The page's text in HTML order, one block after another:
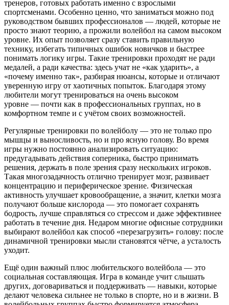
тренеров, готовых работать именно с взрослыми
спортсменами. Особенно ценно, что заниматься можно под
руководством бывших профессионалов — людей, которые не
просто знают теорию, а прожили волейбол на самом высоком
уровне. Их опыт позволяет сразу ставить правильную
технику, избегать типичных ошибок новичков и быстрее
понимать логику игры. Такие тренировки проходят не ради
медалей, а ради качества: здесь учат не «как ударить», а
«почему именно так», разбирая нюансы, которые и отличают
уверенную игру от хаотичных попыток. Благодаря этому
любители могут тренироваться на очень высоком
уровне — почти как в профессиональных группах, но в
комфортном темпе и с учётом своих возможностей.
Регулярные тренировки по волейболу — это не только про
мышцы и выносливость, но и про ясную голову. Во время
игры нужно постоянно анализировать ситуацию:
предугадывать действия соперника, быстро принимать
решения, держать в поле зрения сразу нескольких игроков.
Такая многозадачность отлично тренирует мозг, развивает
концентрацию и периферическое зрение. Физическая
активность улучшает кровообращение, а значит, клетки мозга
получают больше кислорода — это помогает сохранять
бодрость, лучше справляться со стрессом и даже эффективнее
работать в течение дня. Недаром многие офисные сотрудники
выбирают волейбол как способ «перезагрузить» голову: после
динамичной тренировки мысли становятся чётче, а усталость
уходит.
Ещё один важный плюс любительского волейбола — это
социальная составляющая. Игра в команде учит слышать
других, договариваться и поддерживать — навыки, которые
делают человека сильнее не только в спорте, но и в жизни. В